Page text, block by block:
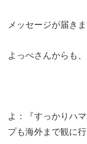
メッセージが届きま
よっぺさんからも、
よ：『すっかりハ
プも海外まで観に